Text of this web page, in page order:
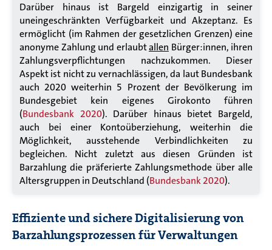
Darüber hinaus ist Bargeld einzigartig in seiner
uneingeschränkten Verfügbarkeit und Akzeptanz. Es
ermöglicht (im Rahmen der gesetzlichen Grenzen) eine
anonyme Zahlung und erlaubtallen Bürger:innen, ihren
Zahlungsverpflichtungen nachzukommen. Dieser
Aspekt ist nicht zu vernachlässigen, da laut Bundesbank
auch 2020 weiterhin 5 Prozent der Bevölkerung im
Bundesgebiet kein eigenes Girokonto führen
(Bundesbank 2020). Darüber hinaus bietet Bargeld,
auch bei einer Kontoüberziehung, weiterhin die
Möglichkeit, ausstehende Verbindlichkeiten zu
begleichen. Nicht zuletzt aus diesen Gründen ist
Barzahlung die präferierte Zahlungsmethode über alle
Altersgruppen in Deutschland (Bundesbank 2020).
Effiziente und sichere Digitalisierung von
Barzahlungsprozessen für Verwaltungen